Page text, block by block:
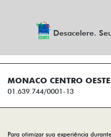
Desacelere.
MONACO CENTRO
01.639.744/0001-13
Desenvolvido pela
Para otimizar sua experiência